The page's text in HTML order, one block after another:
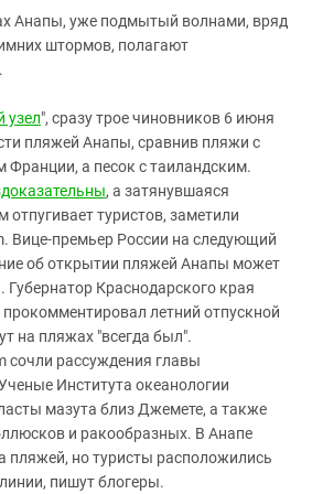
Анапы, уже подмытый волнами, вряд
штормов, полагают
узел", сразу трое чиновников 6 июня
пляжей Анапы, сравнив пляжи с
а песок с таиландским.
, а затянувшаяся
туристов, заметили
Вице-премьер России на следующий
об открытии пляжей Анапы может
Краснодарского края
летний отпускной
на пляжах "всегда был".
сочли рассуждения главы
Института океанологии
мазута близ Джемете, а также
и ракообразных. В Анапе
пляжей, но туристы расположились
пишут блогеры.